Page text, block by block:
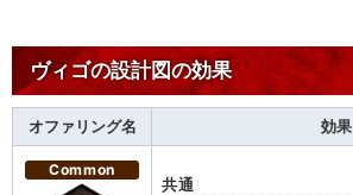
ヴィゴの設計図の効果
オファリング名 効果
Common
共通